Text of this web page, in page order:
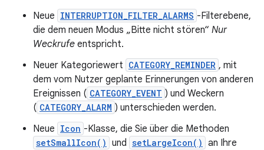
Neue INTERRUPTION_FILTER_ALARMS -Filterebene,
die dem neuen Modus „Bitte nicht stören“ Nur
Weckrufe entspricht.
Neuer Kategoriewert CATEGORY_REMINDER , mit
dem vom Nutzer geplante Erinnerungen von anderen
Ereignissen ( CATEGORY_EVENT ) und Weckern
( CATEGORY_ALARM ) unterschieden werden.
Neue Icon -Klasse, die Sie über die Methoden
setSmallIcon() und setLargeIcon() an Ihre